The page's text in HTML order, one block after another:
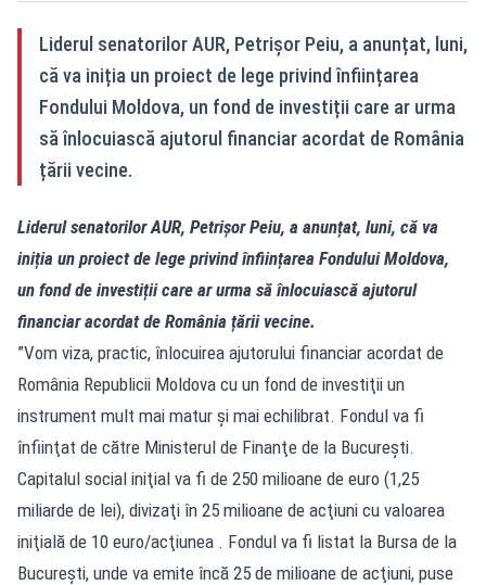
Liderul senatorilor AUR, Petrișor Peiu, a anunțat, luni,
că va iniția un proiect de lege privind înființarea
Fondului Moldova, un fond de investiții care ar urma
să înlocuiască ajutorul financiar acordat de România
țării vecine.
Liderul senatorilor AUR, Petrișor Peiu, a anunțat, luni, că va
iniția un proiect de lege privind înființarea Fondului Moldova,
un fond de investiții care ar urma să înlocuiască ajutorul
financiar acordat de România țării vecine.
”Vom viza, practic, înlocuirea ajutorului financiar acordat de
România Republicii Moldova cu un fond de investiţii un
instrument mult mai matur şi mai echilibrat. Fondul va fi
înfiinţat de către Ministerul de Finanţe de la Bucureşti.
Capitalul social iniţial va fi de 250 milioane de euro (1,25
miliarde de lei), divizaţi în 25 milioane de acţiuni cu valoarea
iniţială de 10 euro/acţiunea . Fondul va fi listat la Bursa de la
Bucureşti, unde va emite încă 25 de milioane de acţiuni, puse